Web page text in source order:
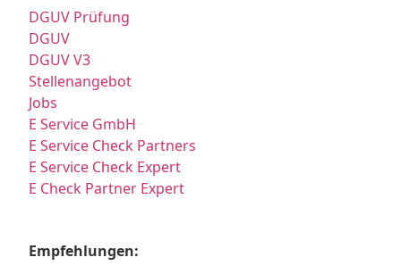
DGUV Prüfung
DGUV
DGUV V3
Stellenangebot
Jobs
E Service GmbH
E Service Check Partners
E Service Check Expert
E Check Partner Expert
Empfehlungen: